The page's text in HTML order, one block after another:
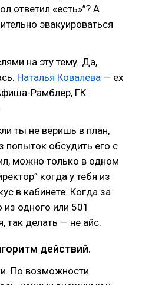
ответил «есть»”? А
эвакуироваться
на эту тему. Да,
Наталья Ковалева — ех
Рамблер, ГК
ты не веришь в план,
попыток обсудить его с
можно только в одном
когда у тебя из
в кабинете. Когда за
одного или 501
так делать — не айс.
действий.
По возможности